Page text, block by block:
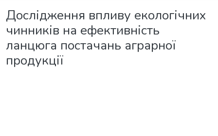
Дослідження впливу екологічних
чинників на ефективність
ланцюга постачань аграрної
продукції